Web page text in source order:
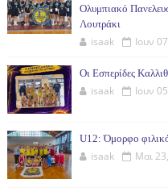
Ολυμπιακό
Λουτράκι
isaak Ιουν
Οι Εσπερίδες
isaak Ιουν
U12: Όμορφο
isaak Μαι